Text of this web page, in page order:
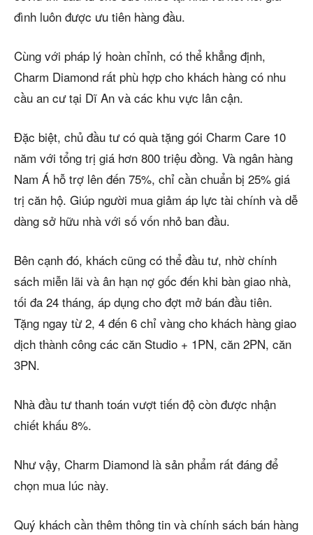
đình luôn được ưu tiên hàng đầu.
Cùng với pháp lý hoàn chỉnh, có thể khẳng định,
Charm Diamond rất phù hợp cho khách hàng có nhu
cầu an cư tại Dĩ An và các khu vực lân cận.
Đặc biệt, chủ đầu tư có quà tặng gói Charm Care 10
năm với tổng trị giá hơn 800 triệu đồng. Và ngân hàng
Nam Á hỗ trợ lên đến 75%, chỉ cần chuẩn bị 25% giá
trị căn hộ. Giúp người mua giảm áp lực tài chính và dễ
dàng sở hữu nhà với số vốn nhỏ ban đầu.
Bên cạnh đó, khách cũng có thể đầu tư, nhờ chính
sách miễn lãi và ân hạn nợ gốc đến khi bàn giao nhà,
tối đa 24 tháng, áp dụng cho đợt mở bán đầu tiên.
Tặng ngay từ 2, 4 đến 6 chỉ vàng cho khách hàng giao
dịch thành công các căn Studio + 1PN, căn 2PN, căn
3PN.
Nhà đầu tư thanh toán vượt tiến độ còn được nhận
chiết khấu 8%.
Như vậy, Charm Diamond là sản phẩm rất đáng để
chọn mua lúc này.
Quý khách cần thêm thông tin và chính sách bán hàng